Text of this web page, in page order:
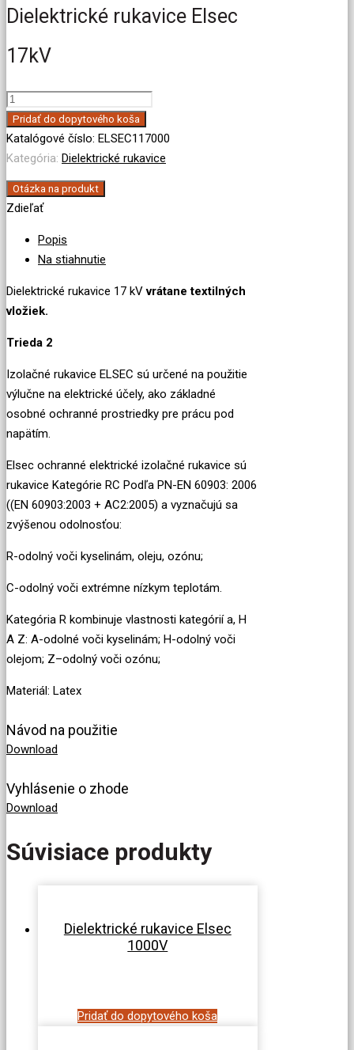
Dielektrické rukavice Elsec
17kV
množstvo
Dielektrické
rukavice
Elsec
17kV
Pridať do dopytového koša
Katalógové číslo: ELSEC117000
Kategória: Dielektrické rukavice
Otázka na produkt
Zdieľať
Popis
Na stiahnutie
Dielektrické rukavice 17 kVvrátane textilných
vložiek.
Trieda 2
Izolačné rukavice ELSEC sú určené na použitie
výlučne na elektrické účely, ako základné
osobné ochranné prostriedky pre prácu pod
napätím.
Elsec ochranné elektrické izolačné rukavice sú
rukavice Kategórie RC Podľa PN-EN 60903: 2006
((EN 60903:2003 + AC2:2005) a vyznačujú sa
zvýšenou odolnosťou:
R-odolný voči kyselinám, oleju, ozónu;
C-odolný voči extrémne nízkym teplotám.
Kategória R kombinuje vlastnosti kategórií a, H
A Z: A-odolné voči kyselinám; H-odolný voči
olejom; Z–odolný voči ozónu;
Materiál: Latex
Návod na použitie
Download
Vyhlásenie o zhode
Download
Súvisiace produkty
Dielektrické rukavice Elsec
1000V
Pridať do dopytového koša